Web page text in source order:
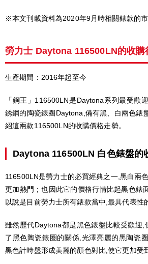
※本文刊載資料為2020年9月時相關錶款的市
勞力士 Daytona 116500LN的收購
生產期間：2016年起至今
「鋼王」116500LN是Daytona系列最受歡
銹鋼的陶瓷錶圈Daytona,備有黑、白兩色錶
紹這兩款116500LN的收購價格走勢。
Daytona 116500LN 白色錶盤的
116500LN是勞力士的必買經典之一,黑白兩
更加熱門；也因此它的價格行情比起黑色錶
以說是目前勞力士所有錶款當中,最具代表性
雖然歷代Daytona都是黑色錶盤比較受歡迎,
了黑色陶瓷錶圈的關係,光澤亮麗的黑陶瓷
黑色計時盤形成美麗的顏色對比,使它更加受